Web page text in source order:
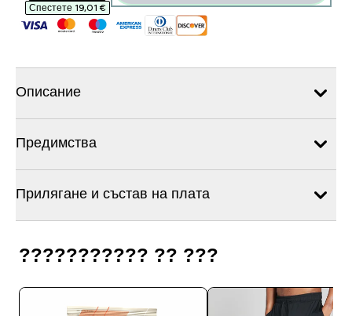
Спестете 19,01 €‎
Описание
Предимства
Прилягане и състав на плата
??????????? ?? ???